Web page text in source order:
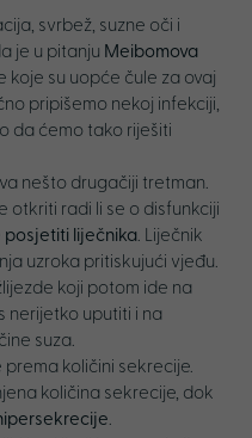
svrbež, suzne oči i
je u pitanju Meibomova
koje su uopće čule za ovaj
pripišemo nekoj infekciji,
da ćemo tako riješiti
nešto drugačiji tretman.
otkriti radi li se o disfunkciji
posjetiti liječnika. Liječnik
uzroka pritiskujući vjeđu.
koji potom ide na
nerijetko uputiti i na
suza.
količini sekrecije.
količina sekrecije, dok
.